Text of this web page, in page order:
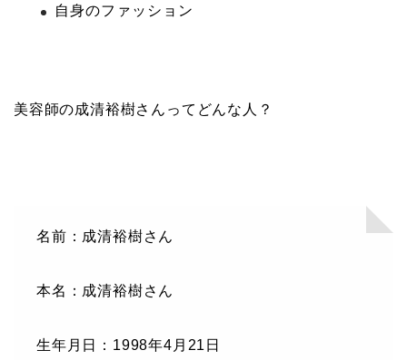
自身のファッション
美容師の成清裕樹さんってどんな人？
名前：成清裕樹さん
本名：成清裕樹さん
生年月日：1998年4月21日